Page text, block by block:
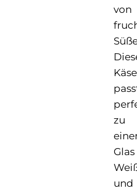
von
Käse
zu
Glas
und